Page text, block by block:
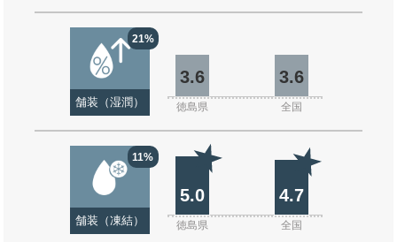
21%
舗装（湿潤）
3.6 3.6
徳島県 全国
11%
舗装（凍結）
5.0 4.7
徳島県 全国